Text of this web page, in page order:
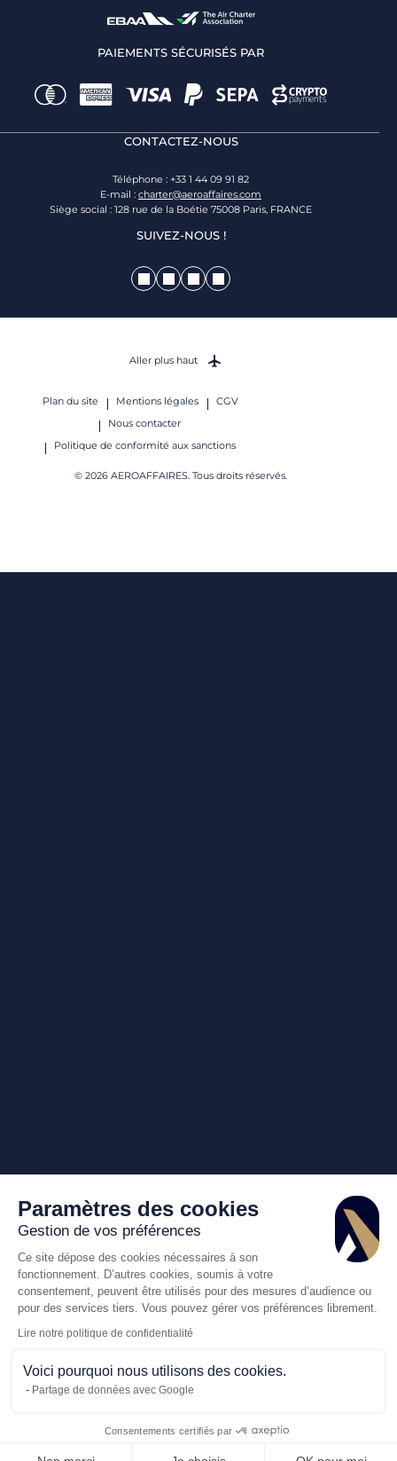
PAIEMENTS SÉCURISÉS PAR
CONTACTEZ-NOUS
Téléphone : +33 1 44 09 91 82
E-mail : charter@aeroaffaires.com
Siège social : 128 rue de la Boétie 75008 Paris, FRANCE
SUIVEZ-NOUS !
Plan du site Mentions légales
CGV
Nous contacter
Politique de conformité aux sanctions
© 2026 AEROAFFAIRES. Tous droits réservés.
Aller plus haut
Paramètres des cookies
Gestion de vos préférences
Ce site dépose des cookies nécessaires à son
fonctionnement. D’autres cookies, soumis à votre
consentement, peuvent être utilisés pour des mesures d’audience ou
pour des services tiers. Vous pouvez gérer vos préférences librement.
Lire notre politique de confidentialité
Voici pourquoi nous utilisons des cookies.
Partage de données avec Google
Consentements certifiés par